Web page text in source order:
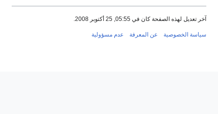
آخر تعديل لهذه الصفحة كان في 05:55, 25 أكتوبر 2008.
سياسة الخصوصية عن المعرفة عدم مسؤولية